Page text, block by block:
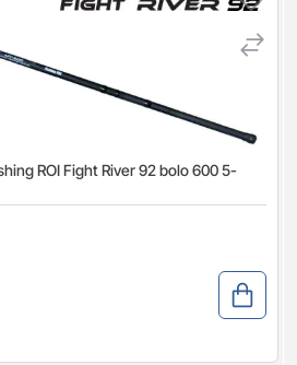
ROI Fight River 92 bolo 600 5-